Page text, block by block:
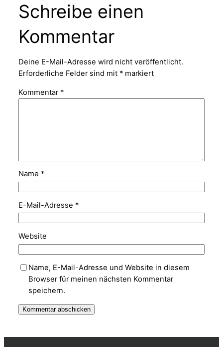
Schreibe einen
Kommentar
Deine E-Mail-Adresse wird nicht veröffentlicht.
Erforderliche Felder sind mit *markiert
Kommentar *
Name *
E-Mail-Adresse *
Website
Name, E-Mail-Adresse und Website in diesem
Browser für meinen nächsten Kommentar
speichern.